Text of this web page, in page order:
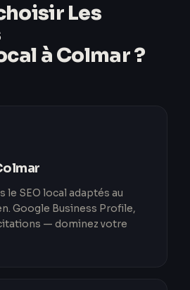
Les
à Colmar ?
SEO local adaptés au
Google Business Profile,
— dominez votre